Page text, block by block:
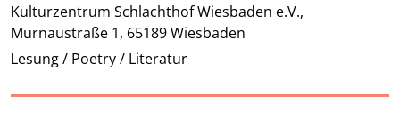
Kulturzentrum Schlachthof Wiesbaden e.V.,
Murnaustraße 1, 65189 Wiesbaden
Lesung / Poetry / Literatur